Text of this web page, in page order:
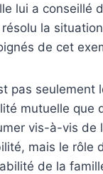
lui a conseillé
la
de cet
pas
mutuelle
vis-à-vis
mais le
de la